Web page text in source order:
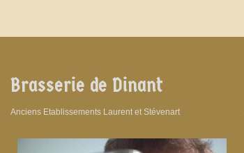
Brasserie de Dinant
Anciens Etablissements Laurent et Stévenart